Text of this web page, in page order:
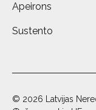
Apeirons
Sustento
© 2026 Latvijas